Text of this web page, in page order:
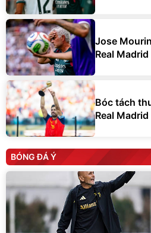
Jose
Real Madrid
Bóc tách
Real
BÓNG ĐÁ Ý